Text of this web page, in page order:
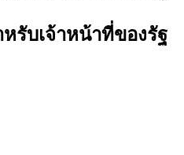
รับเจ้าหน้าที่ของรัฐ